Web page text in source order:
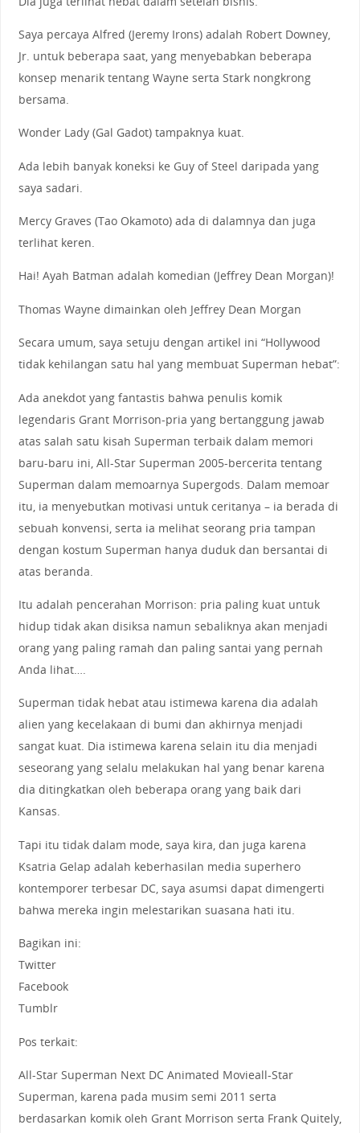
Saya percaya Alfred (Jeremy Irons) adalah Robert Downey,
Jr. untuk beberapa saat, yang menyebabkan beberapa
konsep menarik tentang Wayne serta Stark nongkrong
bersama.
Wonder Lady (Gal Gadot) tampaknya kuat.
Ada lebih banyak koneksi ke Guy of Steel daripada yang
saya sadari.
Mercy Graves (Tao Okamoto) ada di dalamnya dan juga
terlihat keren.
Hai! Ayah Batman adalah komedian (Jeffrey Dean Morgan)!
Thomas Wayne dimainkan oleh Jeffrey Dean Morgan
Secara umum, saya setuju dengan artikel ini “Hollywood
tidak kehilangan satu hal yang membuat Superman hebat”:
Ada anekdot yang fantastis bahwa penulis komik
legendaris Grant Morrison-pria yang bertanggung jawab
atas salah satu kisah Superman terbaik dalam memori
baru-baru ini, All-Star Superman 2005-bercerita tentang
Superman dalam memoarnya Supergods. Dalam memoar
itu, ia menyebutkan motivasi untuk ceritanya – ia berada di
sebuah konvensi, serta ia melihat seorang pria tampan
dengan kostum Superman hanya duduk dan bersantai di
atas beranda.
Itu adalah pencerahan Morrison: pria paling kuat untuk
hidup tidak akan disiksa namun sebaliknya akan menjadi
orang yang paling ramah dan paling santai yang pernah
Anda lihat….
Superman tidak hebat atau istimewa karena dia adalah
alien yang kecelakaan di bumi dan akhirnya menjadi
sangat kuat. Dia istimewa karena selain itu dia menjadi
seseorang yang selalu melakukan hal yang benar karena
dia ditingkatkan oleh beberapa orang yang baik dari
Kansas.
Tapi itu tidak dalam mode, saya kira, dan juga karena
Ksatria Gelap adalah keberhasilan media superhero
kontemporer terbesar DC, saya asumsi dapat dimengerti
bahwa mereka ingin melestarikan suasana hati itu.
Bagikan ini:
Twitter
Facebook
Tumblr
Pos terkait:
All-Star Superman Next DC Animated Movieall-Star
Superman, karena pada musim semi 2011 serta
berdasarkan komik oleh Grant Morrison serta Frank Quitely,